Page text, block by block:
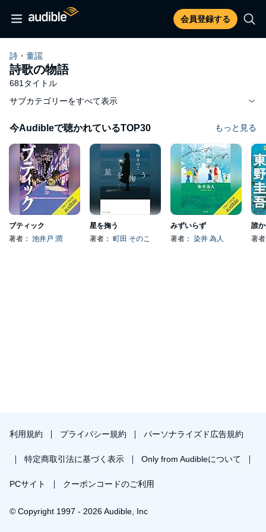
会員登録する
詩・童謡
詩歌の物語
681タイトル
サブカテゴリーをすべて表示
今Audibleで聴かれているTOP30 もっと見る
ブティック
著者： 池井戸 潤
星を掬う
著者： 町田 そのこ
みずいらず
著者： 染井 為人
誰
著
利用規約 プライバシー規約 パーソナライズド広告規約
特定商取引法に基づく表示 Only from Audibleについて
PCサイト クーポンコードのご利用
© Copyright 1997 - 2026 Audible, Inc